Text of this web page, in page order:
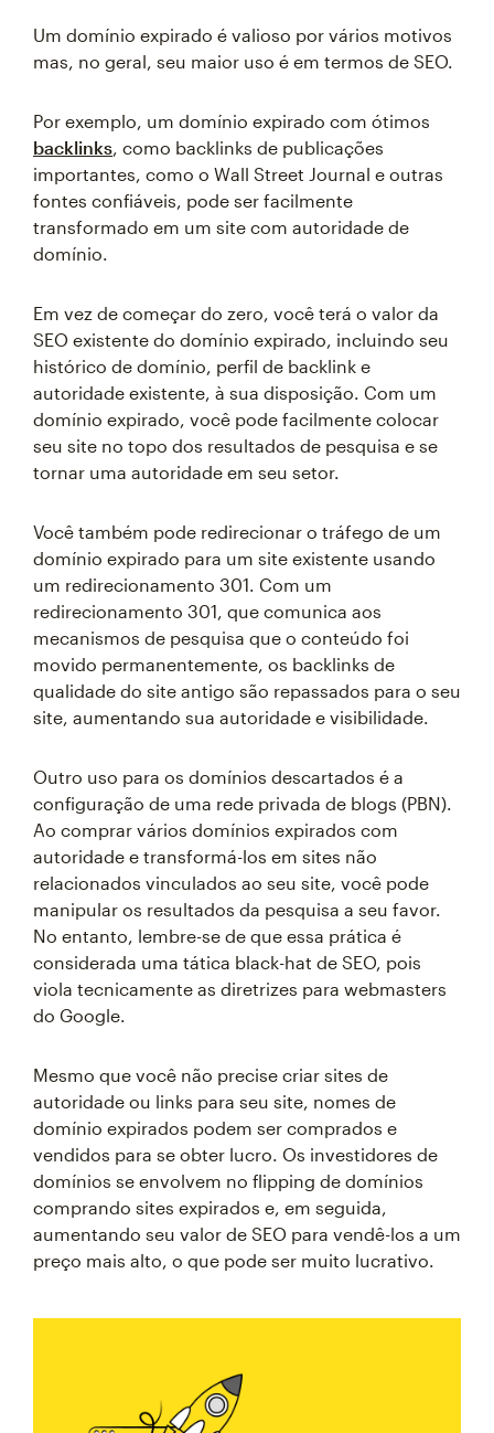
Um domínio expirado é valioso por vários motivos
mas, no geral, seu maior uso é em termos de SEO.
Por exemplo, um domínio expirado com ótimos
backlinks, como backlinks de publicações
importantes, como o Wall Street Journal e outras
fontes confiáveis, pode ser facilmente
transformado em um site com autoridade de
domínio.
Em vez de começar do zero, você terá o valor da
SEO existente do domínio expirado, incluindo seu
histórico de domínio, perfil de backlink e
autoridade existente, à sua disposição. Com um
domínio expirado, você pode facilmente colocar
seu site no topo dos resultados de pesquisa e se
tornar uma autoridade em seu setor.
Você também pode redirecionar o tráfego de um
domínio expirado para um site existente usando
um redirecionamento 301. Com um
redirecionamento 301, que comunica aos
mecanismos de pesquisa que o conteúdo foi
movido permanentemente, os backlinks de
qualidade do site antigo são repassados para o seu
site, aumentando sua autoridade e visibilidade.
Outro uso para os domínios descartados é a
configuração de uma rede privada de blogs (PBN).
Ao comprar vários domínios expirados com
autoridade e transformá-los em sites não
relacionados vinculados ao seu site, você pode
manipular os resultados da pesquisa a seu favor.
No entanto, lembre-se de que essa prática é
considerada uma tática black-hat de SEO, pois
viola tecnicamente as diretrizes para webmasters
do Google.
Mesmo que você não precise criar sites de
autoridade ou links para seu site, nomes de
domínio expirados podem ser comprados e
vendidos para se obter lucro. Os investidores de
domínios se envolvem no flipping de domínios
comprando sites expirados e, em seguida,
aumentando seu valor de SEO para vendê-los a um
preço mais alto, o que pode ser muito lucrativo.